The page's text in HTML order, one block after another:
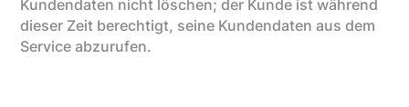
Kundendaten nicht löschen; der Kunde ist während
dieser Zeit berechtigt, seine Kundendaten aus dem
Service abzurufen.